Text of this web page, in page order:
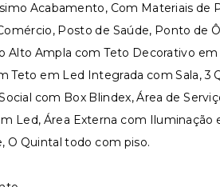
Acabamento, Com Materiais de
Posto de Saúde, Ponto de
Alto Ampla com Teto Decorativo
Teto em Led Integrada com Sala, 3
com Box Blindex, Área de
Led, Área Externa com
O Quintal todo com piso.